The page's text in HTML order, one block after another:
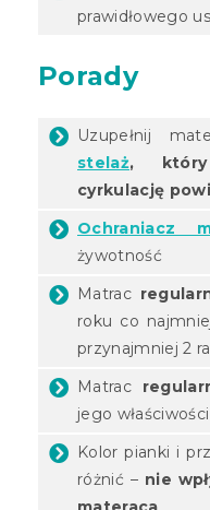
prawidłowego
Porady
Uzupełnij
stelaż, który
cyrkulację
Ochraniacz
żywotność
Matrac
roku co
przynajmniej 2
Matrac
jego
Kolor pianki i
różnić – nie